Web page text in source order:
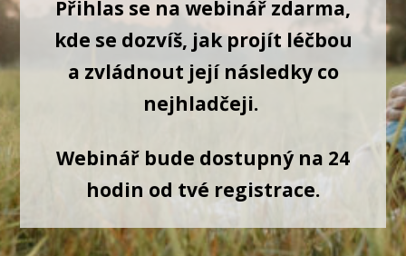
Přihlas se na webinář zdarma,
kde se dozvíš, jak projít léčbou
a zvládnout její následky co
nejhladčeji.
Webinář bude dostupný na 24
hodin od tvé registrace.